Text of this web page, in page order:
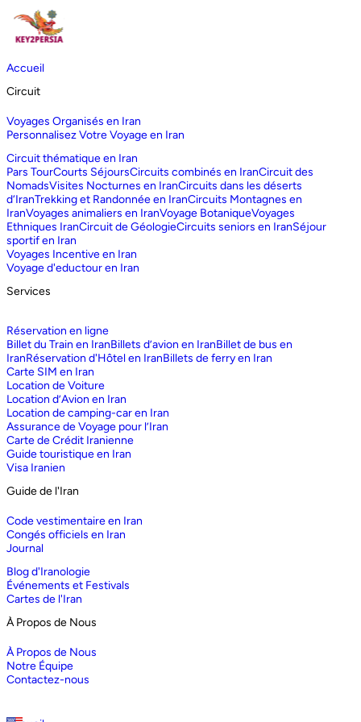
Accueil
Circuit
Voyages Organisés en Iran
Personnalisez Votre Voyage en Iran
Circuit thématique en Iran
Pars TourCourts SéjoursCircuits combinés en IranCircuit des
NomadsVisites Nocturnes en IranCircuits dans les déserts
d‘IranTrekking et Randonnée en IranCircuits Montagnes en
IranVoyages animaliers en IranVoyage BotaniqueVoyages
Ethniques IranCircuit de GéologieCircuits seniors en IranSéjour
sportif en Iran
Voyages Incentive en Iran
Voyage d'eductour en Iran
Services
Réservation en ligne
Billet du Train en IranBillets d’avion en IranBillet de bus en
IranRéservation d'Hôtel en IranBillets de ferry en Iran
Carte SIM en Iran
Location de Voiture
Location d’Avion en Iran
Location de camping-car en Iran
Assurance de Voyage pour l’Iran
Carte de Crédit Iranienne
Guide touristique en Iran
Visa Iranien
Guide de l'Iran
Code vestimentaire en Iran
Congés officiels en Iran
Journal
Blog d'Iranologie
Événements et Festivals
Cartes de l'Iran
À Propos de Nous
À Propos de Nous
Notre Équipe
Contactez-nous